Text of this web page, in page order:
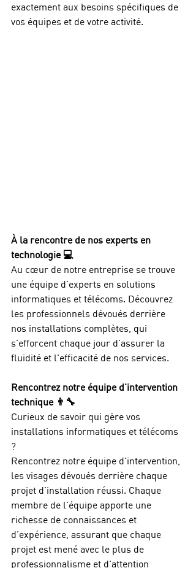
exactement aux besoins spécifiques de
vos équipes et de votre activité.
À la rencontre de nos experts en
technologie 💻
Au cœur de notre entreprise se trouve
une équipe d'experts en solutions
informatiques et télécoms. Découvrez
les professionnels dévoués derrière
nos installations complètes, qui
s'efforcent chaque jour d'assurer la
fluidité et l'efficacité de nos services.
Rencontrez notre équipe d'intervention
technique 👨‍🔧
Curieux de savoir qui gère vos
installations informatiques et télécoms
?
Rencontrez notre équipe d'intervention,
les visages dévoués derrière chaque
projet d'installation réussi. Chaque
membre de l'équipe apporte une
richesse de connaissances et
d'expérience, assurant que chaque
projet est mené avec le plus de
professionnalisme et d'attention